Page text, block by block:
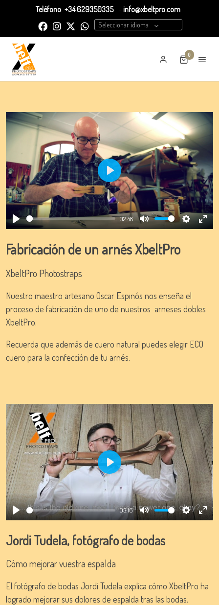
Teléfono +34 629350335 - info@xbeltpro.com
Seleccionar idioma
0
Play
02:48
Mute Settings
Play
Fabricación de un arnés XbeltPro
XbeltPro Photostraps
Nuestro maestro artesano Oscar Espinós nos enseña el
proceso de fabricación de uno de nuestros arneses dobles
XbeltPro.
Recuerda que además de cuero natural puedes elegir ECO
cuero para la confección de tu arnés.
Play
03:16
Mute Settings
Play
Jordi Tudela, fotógrafo de bodas
Cómo mejorar vuestra espalda
El fotógrafo de bodas Jordi Tudela explica cómo XbeltPro ha
logrado mejorar sus dolores de espalda tras las bodas.